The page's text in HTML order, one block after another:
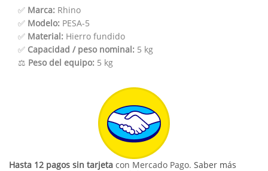
✅ Marca: Rhino
✅ Modelo: PESA-5
✅ Material: Hierro fundido
✅ Capacidad / peso nominal: 5 kg
⚖️ Peso del equipo: 5 kg
Hasta 12 pagos sin tarjeta con Mercado Pago. Saber más